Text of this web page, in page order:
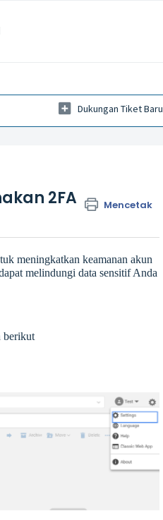
Dukungan Tiket Baru
2FA Mencetak
meningkatkan keamanan akun
melindungi data sensitif Anda
berikut